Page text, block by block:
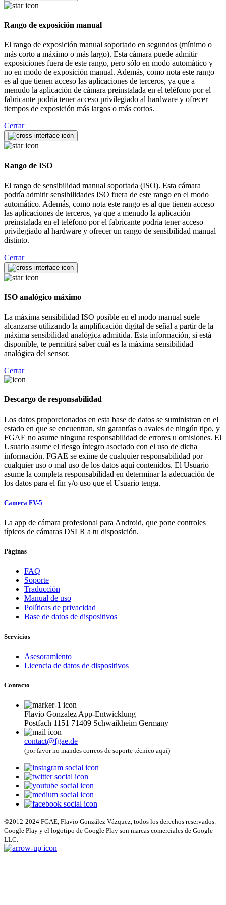
Rango de exposición manual
El rango de exposición manual soportado en segundos (mínimo o
más corto a máximo o más largo). Esta cámara puede admitir
exposiciones fuera de este rango, pero sólo en modo automático y
no en modo de exposición manual. Además, como nota este rango
es al que tienen acceso las aplicaciones de terceros, ya que a
menudo la aplicación de cámara preinstalada en el teléfono por el
fabricante podría tener acceso privilegiado al hardware y ofrecer
tiempos de exposición más largos o más cortos.
Cerrar
Rango de ISO
El rango de sensibilidad manual soportada (ISO). Esta cámara
podría admitir sensibilidades ISO fuera de este rango en el modo
automático. Además, como nota este rango es al que tienen acceso
las aplicaciones de terceros, ya que a menudo la aplicación
preinstalada en el teléfono por el fabricante podría tener acceso
privilegiado al hardware y ofrecer un rango de sensibilidad manual
distinto.
Cerrar
ISO analógico máximo
La máxima sensibilidad ISO posible en el modo manual suele
alcanzarse utilizando la amplificación digital de señal a partir de la
máxima sensibilidad analógica admitida. Esta información, si está
disponible, te permitirá saber cuál es la máxima sensibilidad
analógica del sensor.
Cerrar
Descargo de responsabilidad
Los datos proporcionados en esta base de datos se suministran en el
estado en que se encuentran, sin garantías o avales de ningún tipo, y
FGAE no asume ninguna responsabilidad de errores u omisiones. El
Usuario asume el riesgo íntegro asociado con el uso de dicha
información. FGAE se exime de cualquier responsabilidad por
cualquier uso o mal uso de los datos aquí contenidos. El Usuario
asume la completa responsabilidad en determinar la adecuación de
los datos para el fin y/o uso que el Usuario tenga.
Camera FV-5
La app de cámara profesional para Android, que pone controles
típicos de cámaras DSLR a tu disposición.
Páginas
FAQ
Soporte
Traducción
Manual de uso
Políticas de privacidad
Base de datos de dispositivos
Servicios
Asesoramiento
Licencia de datos de dispositivos
Contacto
Flavio Gonzalez App-Entwicklung
Postfach 1151 71409 Schwaikheim Germany
contact@fgae.de
(por favor no mandes correos de soporte técnico aquí)
©2012-2024 FGAE, Flavio González Vázquez, todos los derechos reservados.
Google Play y el logotipo de Google Play son marcas comerciales de Google
LLC.